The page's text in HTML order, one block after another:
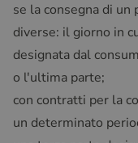
se la consegna di
diverse: il giorno in
designata dal
o l'ultima parte;
con contratti per la
un determinato